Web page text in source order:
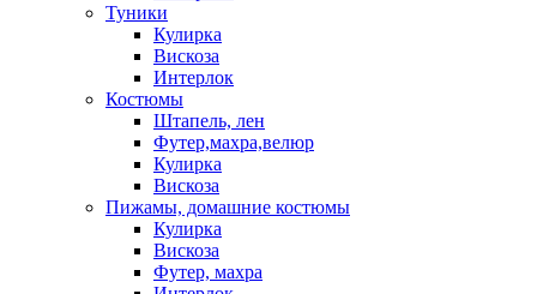
Туники
Кулирка
Вискоза
Интерлок
Костюмы
Штапель, лен
Футер,махра,велюр
Кулирка
Вискоза
Пижамы, домашние костюмы
Кулирка
Вискоза
Футер, махра